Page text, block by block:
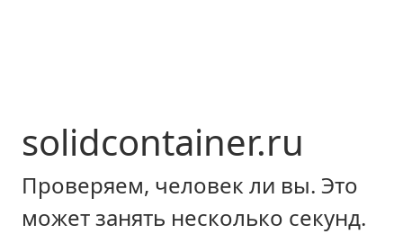
solidcontainer.ru
Проверяем, человек ли вы. Это
может занять несколько секунд.